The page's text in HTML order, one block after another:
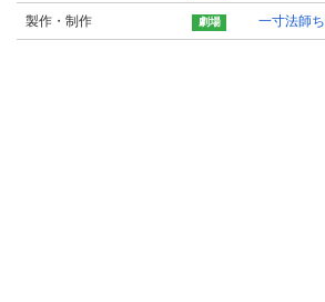
製作・制作 一寸法師